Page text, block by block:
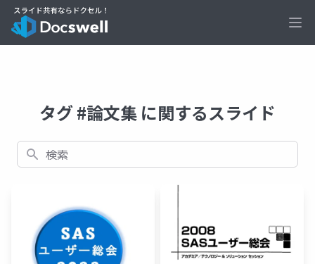
タグ #論文集 に関するスライド
検索